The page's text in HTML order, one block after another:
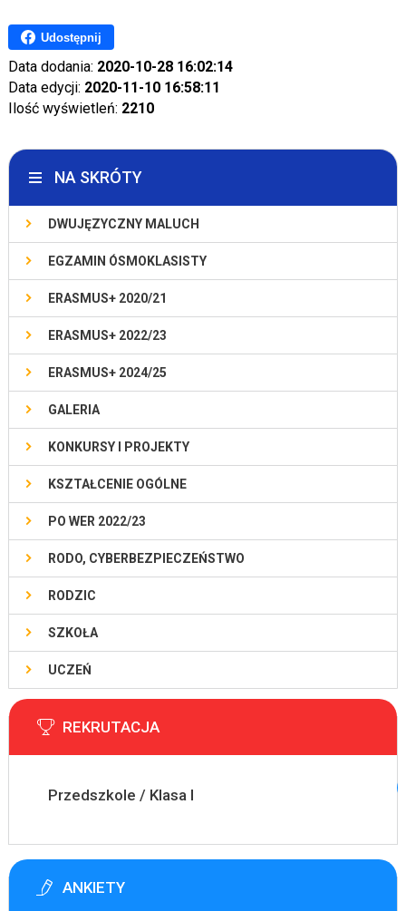
Udostępnij
Data dodania: 2020-10-28 16:02:14
Data edycji: 2020-11-10 16:58:11
Ilość wyświetleń: 2210
NA SKRÓTY
DWUJĘZYCZNY MALUCH
EGZAMIN ÓSMOKLASISTY
ERASMUS+ 2020/21
ERASMUS+ 2022/23
ERASMUS+ 2024/25
GALERIA
KONKURSY I PROJEKTY
KSZTAŁCENIE OGÓLNE
PO WER 2022/23
RODO, CYBERBEZPIECZEŃSTWO
RODZIC
SZKOŁA
UCZEŃ
REKRUTACJA
Przedszkole / Klasa I
ANKIETY